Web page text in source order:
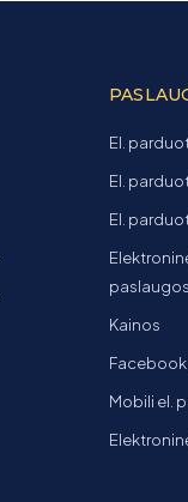
El.
El.
El.
paslaugos
Kainos
Mobili el.